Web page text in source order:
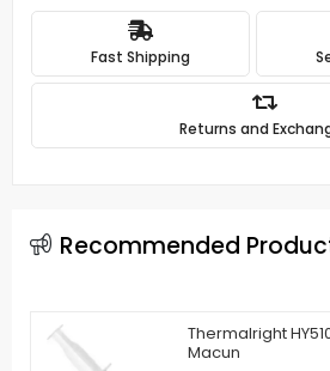
Fast Shipping
Returns and
Recommended
Thermalright
Macun